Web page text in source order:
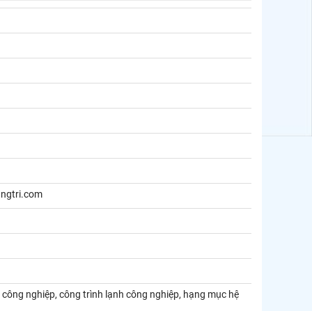
nghiệp, công trình lạnh công nghiệp, hạng mục hệ